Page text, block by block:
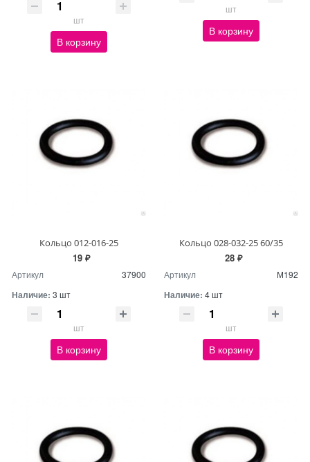
шт
В корзину
шт
В корзину
Кольцо 012-016-25
19 ₽
Артикул 37900
Наличие: 3 шт
шт
В корзину
Кольцо 028-032-25 60/35
28 ₽
Артикул М192
Наличие: 4 шт
шт
В корзину